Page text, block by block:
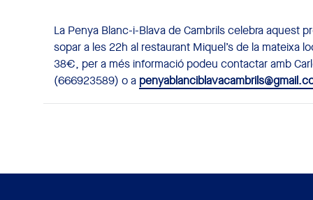
La Penya Blanc-i-Blava de Cambrils celebra aquest
sopar a les 22h al restaurant Miquel’s de la mateixa
38€, per a més informació podeu contactar amb
(666923589) o a